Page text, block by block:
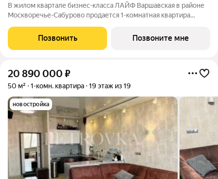
В жилом квартале бизнес-класса ЛАЙФ Варшавская в районе
Москворечье-Сабурово продается 1-комнатная квартира
застройщика PIONEER. Площадь комнат: гостиная 11,68 м
Позвонить Позвоните мне
20 890 000 ₽
50 м² 1-комн. квартира 19 этаж из 19
новостройка